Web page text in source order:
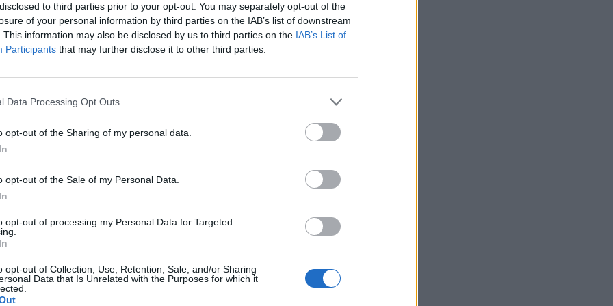
to third parties prior to your opt-out. You may separately opt-out of the
of your personal information by third parties on the IAB’s list of downstream
This information may also be disclosed by us to third parties on the IAB’s List of
Participants that may further disclose it to other third parties.
Data Processing Opt Outs
opt-out of the Sharing of my personal data.
opt-out of the Sale of my Personal Data.
opt-out of processing my Personal Data for Targeted
opt-out of Collection, Use, Retention, Sale, and/or Sharing
Data that Is Unrelated with the Purposes for which it
6 NFC
δεν προλαβαίνουμε να πάρουμε τις τελευταίες 2 ημέρες, καθώς το
διαδέχεται το άλλο και σήμερα η Xiaomi κυκλοφόρησε επισήμως ...
εμφάνιση για το Apple Watch
7!
σκηνή της Apple μοιράστηκε σήμερα και το Apple Watch Series 7 που
είναι ανανεωμένο, αισθητικά, από τα προηγούμενα. Η οθόνη ...
της Huawei δείχνει έναν επερχόμενο
εκτυπωτή